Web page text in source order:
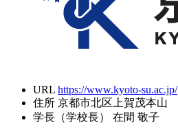
URL https://www.kyoto-su.ac.jp/
住所 京都市北区上賀茂本山
学長（学校長）
在間 敬子